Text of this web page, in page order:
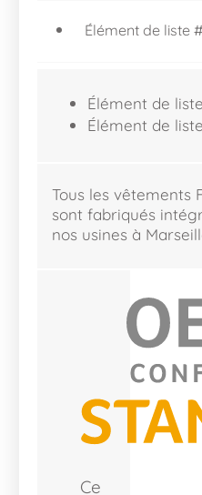
Élément de liste
Élément de
Élément de
Tous les vêtements
sont fabriqués
nos usines à
Ce